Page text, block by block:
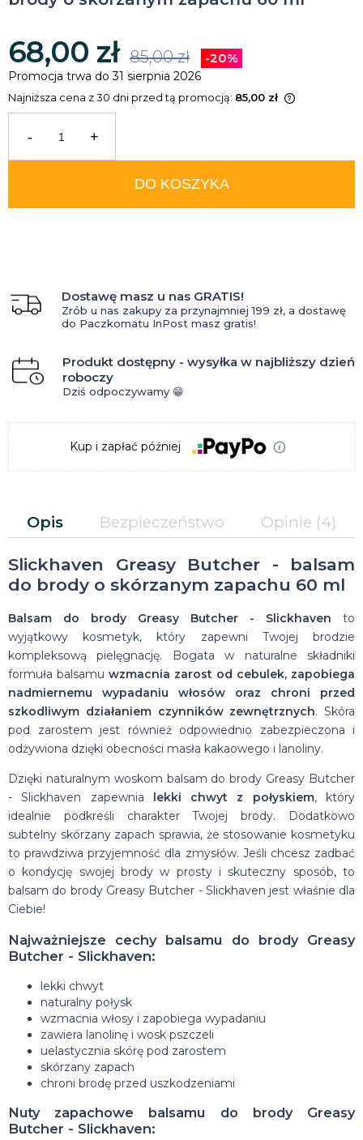
68,00 zł 85,00 zł -20%
Promocja trwa do 31 sierpnia 2026
Najniższa cena z 30 dni przed tą promocją: 85,00 zł
Jeżeli produkt jest sprzedawany
produkt pojawił się w sprzedaży.
- +
DO KOSZYKA
Dostawę masz u nas GRATIS!
Zrób u nas zakupy za przynajmniej 199 zł, a dostawę
do Paczkomatu InPost masz gratis!
Produkt dostępny - wysyłka w najbliższy dzień
roboczy
Dziś odpoczywamy 😁
Kup i zapłać później
Opis Bezpieczeństwo Opinie (4)
Slickhaven Greasy Butcher - balsam
do brody o skórzanym zapachu 60 ml
Balsam do brody Greasy Butcher - Slickhaven to
wyjątkowy kosmetyk, który zapewni Twojej brodzie
kompleksową pielęgnację. Bogata w naturalne składniki
formuła balsamu wzmacnia zarost od cebulek, zapobiega
nadmiernemu wypadaniu włosów oraz chroni przed
szkodliwym działaniem czynników zewnętrznych. Skóra
pod zarostem jest również odpowiednio zabezpieczona i
odżywiona dzięki obecności masła kakaowego i lanoliny.
Dzięki naturalnym woskom balsam do brody Greasy Butcher
- Slickhaven zapewnia lekki chwyt z połyskiem, który
idealnie podkreśli charakter Twojej brody. Dodatkowo
subtelny skórzany zapach sprawia, że stosowanie kosmetyku
to prawdziwa przyjemność dla zmysłów. Jeśli chcesz zadbać
o kondycję swojej brody w prosty i skuteczny sposób, to
balsam do brody Greasy Butcher - Slickhaven jest właśnie dla
Ciebie!
Najważniejsze cechy balsamu do brody Greasy
Butcher - Slickhaven:
lekki chwyt
naturalny połysk
wzmacnia włosy i zapobiega wypadaniu
zawiera lanolinę i wosk pszczeli
uelastycznia skórę pod zarostem
skórzany zapach
chroni brodę przed uszkodzeniami
Nuty zapachowe balsamu do brody Greasy
Butcher - Slickhaven: